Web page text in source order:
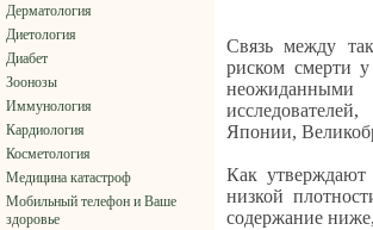
Дерматология
Диетология
Диабет
Зоонозы
Иммунология
Кардиология
Косметология
Медицина катастроф
Мобильный телефон и Ваше
здоровье
Связь между
риском смерти
Японии,
Как
низкой
содержание